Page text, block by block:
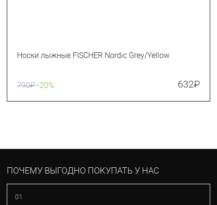
Носки лыжные FISCHER Nordic Grey/Yellow
790₽–20% 632₽
ПОЧЕМУ ВЫГОДНО ПОКУПАТЬ У НАС
01